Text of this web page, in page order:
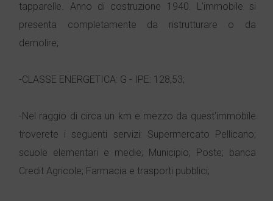
tapparelle. Anno di costruzione 1940. L'immobile si
presenta completamente da ristrutturare o da
demolire;
-CLASSE ENERGETICA: G - IPE: 128,53;
-Nel raggio di circa un km e mezzo da quest'immobile
troverete i seguenti servizi: Supermercato Pellicano;
scuole elementari e medie; Municipio; Poste; banca
Credit Agricole; Farmacia e trasporti pubblici;